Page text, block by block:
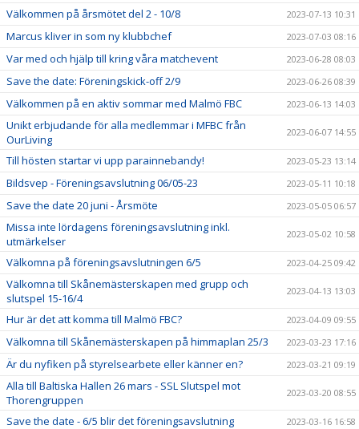
Välkommen på årsmötet del 2 - 10/8 2023-07-13 10:31
Marcus kliver in som ny klubbchef 2023-07-03 08:16
Var med och hjälp till kring våra matchevent 2023-06-28 08:03
Save the date: Föreningskick-off 2/9 2023-06-26 08:39
Välkommen på en aktiv sommar med Malmö FBC 2023-06-13 14:03
Unikt erbjudande för alla medlemmar i MFBC från
OurLiving
2023-06-07 14:55
Till hösten startar vi upp parainnebandy! 2023-05-23 13:14
Bildsvep - Föreningsavslutning 06/05-23 2023-05-11 10:18
Save the date 20 juni - Årsmöte 2023-05-05 06:57
Missa inte lördagens föreningsavslutning inkl.
utmärkelser
2023-05-02 10:58
Välkomna på föreningsavslutningen 6/5 2023-04-25 09:42
Välkomna till Skånemästerskapen med grupp och
slutspel 15-16/4
2023-04-13 13:03
Hur är det att komma till Malmö FBC? 2023-04-09 09:55
Välkomna till Skånemästerskapen på himmaplan 25/3 2023-03-23 17:16
Är du nyfiken på styrelsearbete eller känner en? 2023-03-21 09:19
Alla till Baltiska Hallen 26 mars - SSL Slutspel mot
Thorengruppen
2023-03-20 08:55
Save the date - 6/5 blir det föreningsavslutning 2023-03-16 16:58